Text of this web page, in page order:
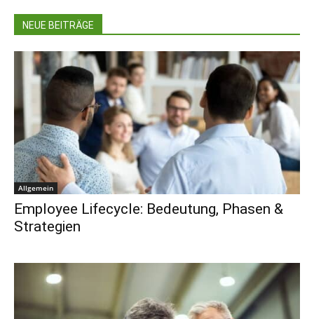
NEUE BEITRÄGE
Allgemein
Employee Lifecycle: Bedeutung, Phasen &
Strategien